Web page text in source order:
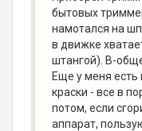
бытовых
намотался на
в движке
штангой). В-
Еще у меня
краски - все в
потом, если
аппарат,